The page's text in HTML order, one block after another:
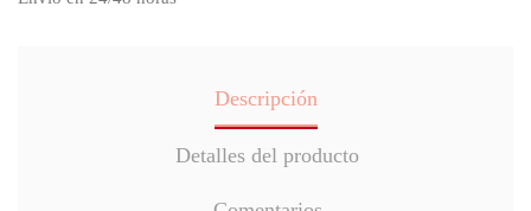
Descripción
Detalles del producto